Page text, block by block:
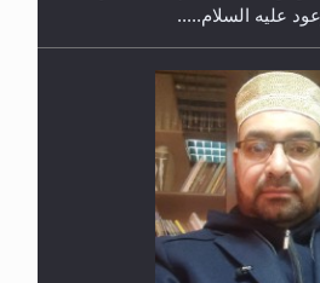
في الجماعة الأحمدية في